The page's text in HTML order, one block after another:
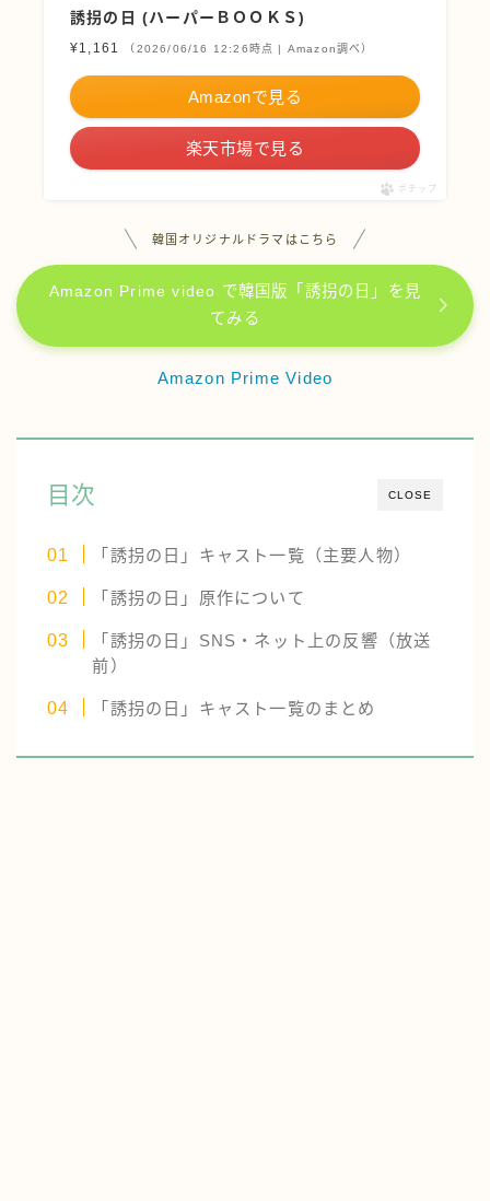
誘拐の日 (ハーパーＢＯＯＫＳ)
¥1,161 （2026/06/16 12:26時点 | Amazon調べ）
Amazonで見る
楽天市場で見る
ポチップ
韓国オリジナルドラマはこちら
Amazon Prime video で韓国版「誘拐の日」を見
てみる
Amazon Prime Video
CLOSE
目次
「誘拐の日」キャスト一覧（主要人物）
「誘拐の日」原作について
「誘拐の日」SNS・ネット上の反響（放送
前）
「誘拐の日」キャスト一覧のまとめ